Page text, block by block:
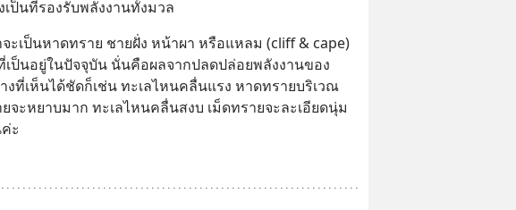
เป็นที่รองรับพลังงานทั้งมวล
ะเป็นหาดทราย ชายฝั่ง หน้าผา หรือแหลม (cliff & cape)
เป็นอยู่ในปัจจุบัน นั่นคือผลจากปลดปล่อยพลังงานของ
งที่เห็นได้ชัดก็เช่น ทะเลไหนคลื่นแรง หาดทรายบริเวณ
จะหยาบมาก ทะเลไหนคลื่นสงบ เม็ดทรายจะละเอียดนุ่ม
ะ